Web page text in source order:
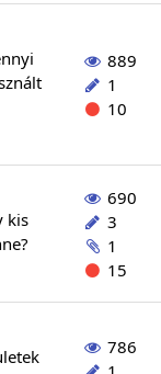
889
1
10
kis
690
3
1
15
786